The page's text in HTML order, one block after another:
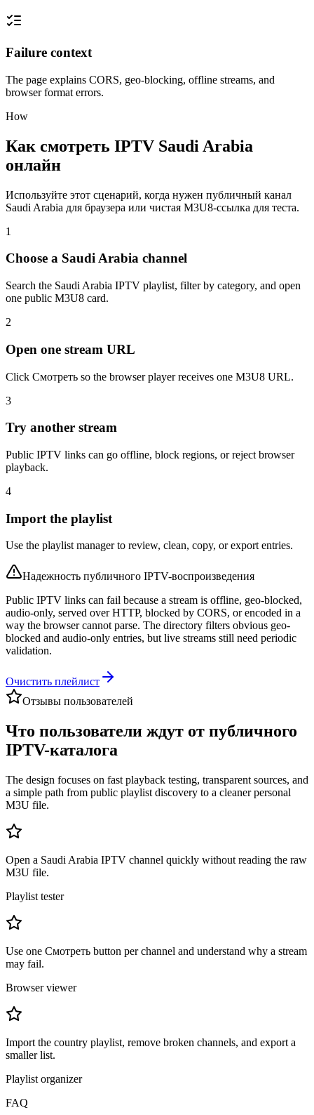
Failure context
The page explains CORS, geo-blocking, offline streams, and
browser format errors.
How
Как смотреть IPTV Saudi Arabia
онлайн
Используйте этот сценарий, когда нужен публичный канал
Saudi Arabia для браузера или чистая M3U8-ссылка для теста.
1
Choose a Saudi Arabia channel
Search the Saudi Arabia IPTV playlist, filter by category, and open
one public M3U8 card.
2
Open one stream URL
Click Смотреть so the browser player receives one M3U8 URL.
3
Try another stream
Public IPTV links can go offline, block regions, or reject browser
playback.
4
Import the playlist
Use the playlist manager to review, clean, copy, or export entries.
Надежность публичного IPTV-воспроизведения
Public IPTV links can fail because a stream is offline, geo-blocked,
audio-only, served over HTTP, blocked by CORS, or encoded in a
way the browser cannot parse. The directory filters obvious geo-
blocked and audio-only entries, but live streams still need periodic
validation.
Очистить плейлист
Отзывы пользователей
Что пользователи ждут от публичного
IPTV-каталога
The design focuses on fast playback testing, transparent sources, and
a simple path from public playlist discovery to a cleaner personal
M3U file.
Open a Saudi Arabia IPTV channel quickly without reading the raw
M3U file.
Playlist tester
Use one Смотреть button per channel and understand why a stream
may fail.
Browser viewer
Import the country playlist, remove broken channels, and export a
smaller list.
Playlist organizer
FAQ